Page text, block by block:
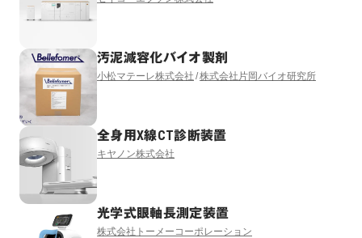
汚泥減容化バイオ製剤
小松マテーレ株式会社 株式会社片岡バイオ研究所
全身用X線CT診断装置
キヤノン株式会社
光学式眼軸長測定装置
株式会社トーメーコーポレーション